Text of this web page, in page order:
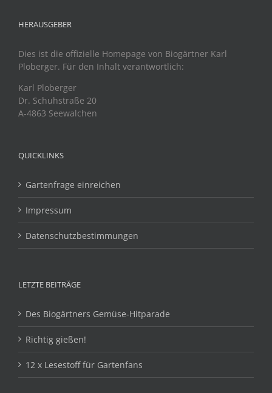
HERAUSGEBER
Dies ist die offizielle Homepage von Biogärtner Karl
Ploberger. Für den Inhalt verantwortlich:
Karl Ploberger
Dr. Schuhstraße 20
A-4863 Seewalchen
QUICKLINKS
Gartenfrage einreichen
Impressum
Datenschutzbestimmungen
LETZTE BEITRÄGE
Des Biogärtners Gemüse-Hitparade
Richtig gießen!
12 x Lesestoff für Gartenfans